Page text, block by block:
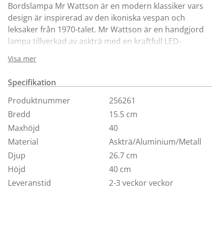
Bordslampa Mr Wattson är en modern klassiker vars
design är inspirerad av den ikoniska vespan och
leksaker från 1970-talet. Mr Wattson är en handgjord
lampa tillverkad av askträ med en kraftfull LED-
två olika varianter
Tänk på att lampan kan tippa om den ställs i upprätt
läge (designad för sittande position). Önskar du ha
lampan i upprätt läge behöver du komplettera med ett
lampstativ från Piffany Copenhagen.
2,3 m lång brun bomullssladd
12V G4 LED Glödlampa (3W) ingår
Adapter för stickkontakt EU och UK medföljer
Lumen 200 lm
Visa mer
Specifikation
Produktnummer
256261
Bredd
15.5 cm
Maxhöjd
40
Material
Askträ/Aluminium/Metall
Djup
26.7 cm
Höjd
40 cm
Leveranstid
2-3 veckor veckor